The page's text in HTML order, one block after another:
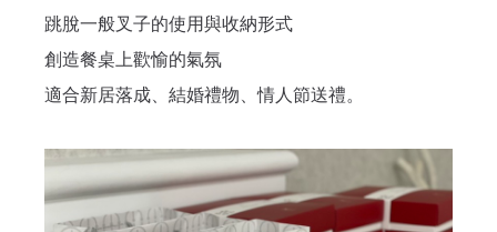
只要再完成幾個步驟，即可完成帳號的註冊程序，
我 要 註 冊
跳脫一般叉子的使用與收納形式
創造餐桌上歡愉的氣氛
適合新居落成、結婚禮物、情人節送禮。